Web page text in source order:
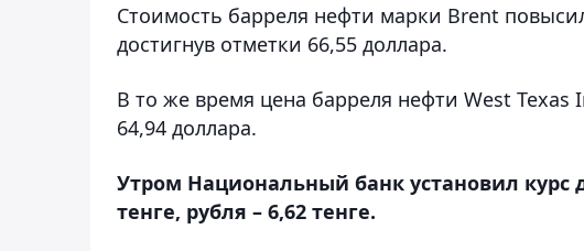
Стоимость барреля нефти марки Brent
достигнув отметки 66,55 доллара.
В то же время цена барреля нефти West Texas
64,94 доллара.
Утром Национальный банк установил курс
тенге, рубля – 6,62 тенге.